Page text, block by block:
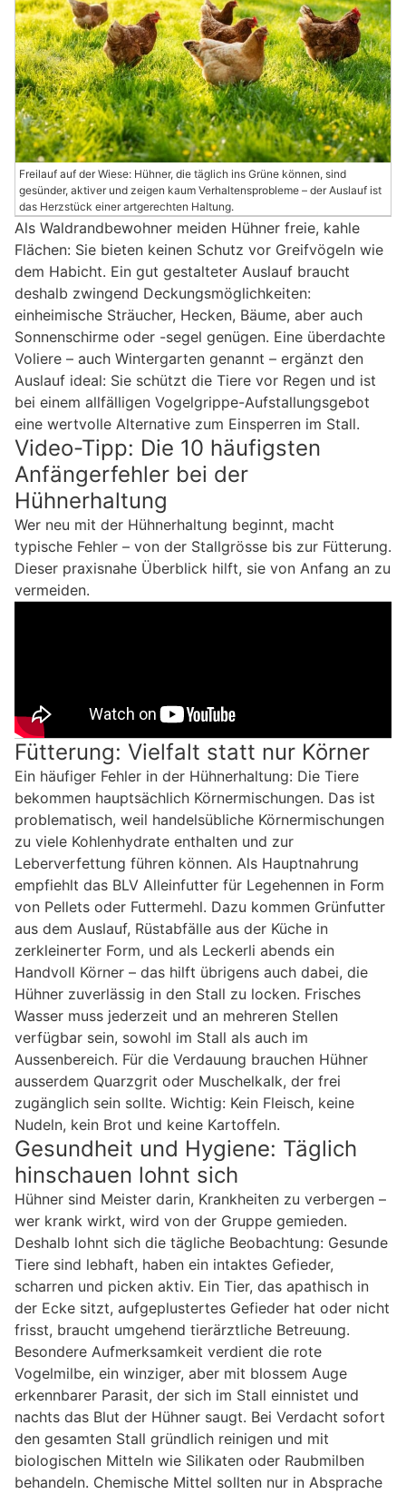
Freilauf auf der Wiese: Hühner, die täglich ins Grüne können, sind
gesünder, aktiver und zeigen kaum Verhaltensprobleme – der Auslauf ist
das Herzstück einer artgerechten Haltung.
Als Waldrandbewohner meiden Hühner freie, kahle
Flächen: Sie bieten keinen Schutz vor Greifvögeln wie
dem Habicht. Ein gut gestalteter Auslauf braucht
deshalb zwingend Deckungsmöglichkeiten:
einheimische Sträucher, Hecken, Bäume, aber auch
Sonnenschirme oder -segel genügen. Eine überdachte
Voliere – auch Wintergarten genannt – ergänzt den
Auslauf ideal: Sie schützt die Tiere vor Regen und ist
bei einem allfälligen Vogelgrippe-Aufstallungsgebot
eine wertvolle Alternative zum Einsperren im Stall.
Video-Tipp: Die 10 häufigsten
Anfängerfehler bei der
Hühnerhaltung
Wer neu mit der Hühnerhaltung beginnt, macht
typische Fehler – von der Stallgrösse bis zur Fütterung.
Dieser praxisnahe Überblick hilft, sie von Anfang an zu
vermeiden.
Fütterung: Vielfalt statt nur Körner
Ein häufiger Fehler in der Hühnerhaltung: Die Tiere
bekommen hauptsächlich Körnermischungen. Das ist
problematisch, weil handelsübliche Körnermischungen
zu viele Kohlenhydrate enthalten und zur
Leberverfettung führen können. Als Hauptnahrung
empfiehlt das BLV Alleinfutter für Legehennen in Form
von Pellets oder Futtermehl. Dazu kommen Grünfutter
aus dem Auslauf, Rüstabfälle aus der Küche in
zerkleinerter Form, und als Leckerli abends ein
Handvoll Körner – das hilft übrigens auch dabei, die
Hühner zuverlässig in den Stall zu locken. Frisches
Wasser muss jederzeit und an mehreren Stellen
verfügbar sein, sowohl im Stall als auch im
Aussenbereich. Für die Verdauung brauchen Hühner
ausserdem Quarzgrit oder Muschelkalk, der frei
zugänglich sein sollte. Wichtig: Kein Fleisch, keine
Nudeln, kein Brot und keine Kartoffeln.
Gesundheit und Hygiene: Täglich
hinschauen lohnt sich
Hühner sind Meister darin, Krankheiten zu verbergen –
wer krank wirkt, wird von der Gruppe gemieden.
Deshalb lohnt sich die tägliche Beobachtung: Gesunde
Tiere sind lebhaft, haben ein intaktes Gefieder,
scharren und picken aktiv. Ein Tier, das apathisch in
der Ecke sitzt, aufgeplustertes Gefieder hat oder nicht
frisst, braucht umgehend tierärztliche Betreuung.
Besondere Aufmerksamkeit verdient die rote
Vogelmilbe, ein winziger, aber mit blossem Auge
erkennbarer Parasit, der sich im Stall einnistet und
nachts das Blut der Hühner saugt. Bei Verdacht sofort
den gesamten Stall gründlich reinigen und mit
biologischen Mitteln wie Silikaten oder Raubmilben
behandeln. Chemische Mittel sollten nur in Absprache